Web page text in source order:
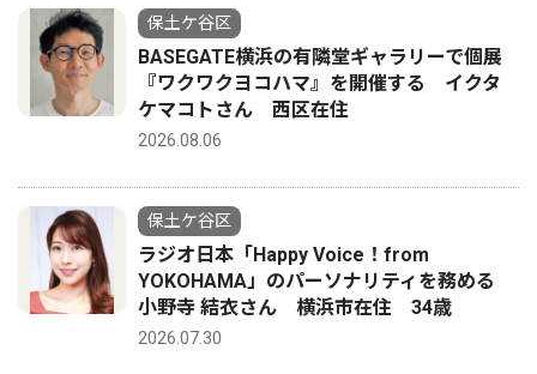
保土ケ谷区
BASEGATE横浜の有隣堂ギャラリーで個展
『ワクワクヨコハマ』を開催する イクタ
ケマコトさん 西区在住
2026.08.06
保土ケ谷区
ラジオ日本「Happy Voice！from
YOKOHAMA」のパーソナリティを務める
小野寺 結衣さん 横浜市在住 34歳
2026.07.30